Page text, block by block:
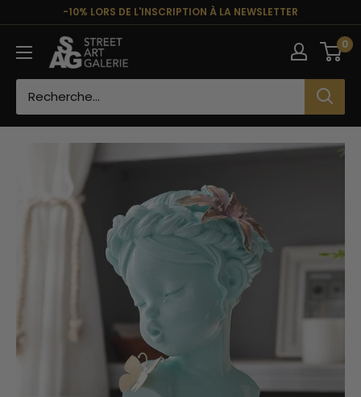
contenu
-10% LORS DE L'INSCRIPTION À LA NEWSLETTER
Street
Art
0